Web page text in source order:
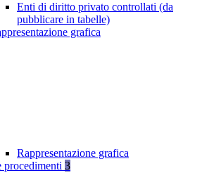
Enti di diritto privato controllati (da
pubblicare in tabelle)
grafica
Rappresentazione grafica
procedimenti 3